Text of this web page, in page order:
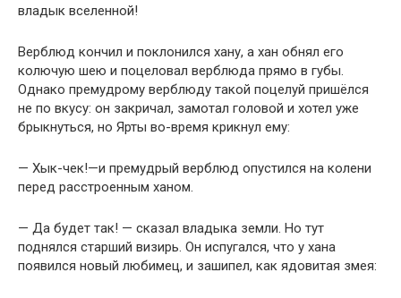
владык вселенной!
Верблюд кончил и поклонился хану, а хан обнял его
колючую шею и поцеловал верблюда прямо в губы.
Однако премудрому верблюду такой поцелуй пришёлся
не по вкусу: он закричал, замотал головой и хотел уже
брыкнуться, но Ярты во-время крикнул ему:
— Хык-чек!—и премудрый верблюд опустился на колени
перед расстроенным ханом.
— Да будет так! — сказал владыка земли. Но тут
поднялся старший визирь. Он испугался, что у хана
появился новый любимец, и зашипел, как ядовитая змея: